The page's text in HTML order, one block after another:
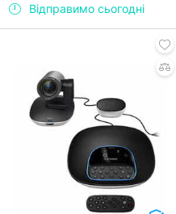
Відправимо сьогодні